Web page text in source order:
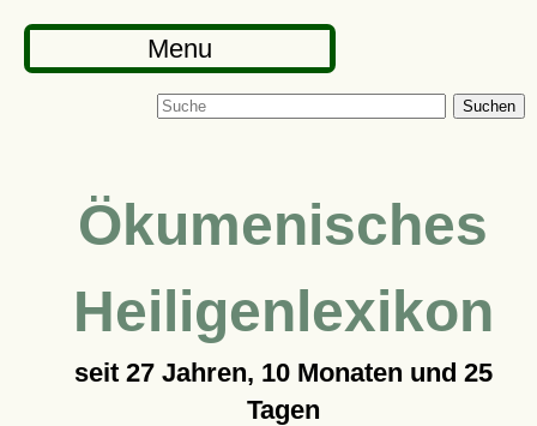
Menu
Suchen
Ökumenisches
Heiligenlexikon
seit 27 Jahren, 10 Monaten und 25
Tagen